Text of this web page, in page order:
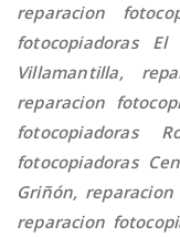
reparacion
fotocopiadoras El
Villamantilla,
reparacion
fotocopiadoras
fotocopiadoras
Griñón,
reparacion